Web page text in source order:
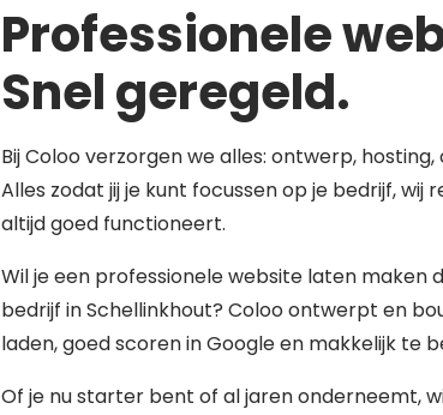
Professionele
Snel geregeld.
Bij Coloo verzorgen we alles: ontwerp,
Alles zodat jij je kunt focussen op je bedrijf, wij
altijd goed functioneert.
Wil je een professionele website laten maken
bedrijf in Schellinkhout? Coloo ontwerpt en
laden, goed scoren in Google en makkelijk te
Of je nu starter bent of al jaren onderneemt,